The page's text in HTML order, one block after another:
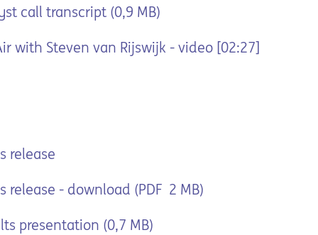
call transcript (0,9 MB)
with Steven van Rijswijk - video [02:27]
release
release - download (PDF 2 MB)
presentation (0,7 MB)